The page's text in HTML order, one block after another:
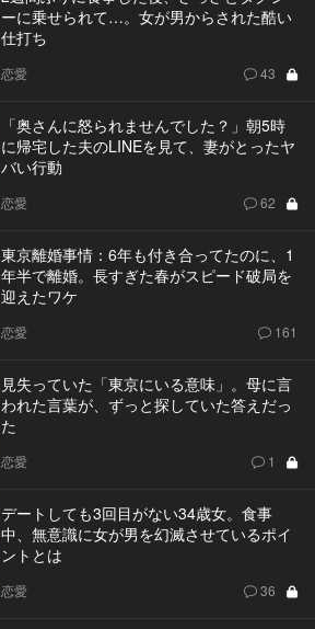
ーに乗せられて…。女が男からされた酷い
仕打ち
恋愛 43
「奥さんに怒られませんでした？」朝5時
に帰宅した夫のLINEを見て、妻がとったヤ
バい行動
恋愛 62
東京離婚事情：6年も付き合ってたのに、1
年半で離婚。長すぎた春がスピード破局を
迎えたワケ
恋愛 161
見失っていた「東京にいる意味」。母に言
われた言葉が、ずっと探していた答えだっ
た
恋愛 1
デートしても3回目がない34歳女。食事
中、無意識に女が男を幻滅させているポイ
ントとは
恋愛 36